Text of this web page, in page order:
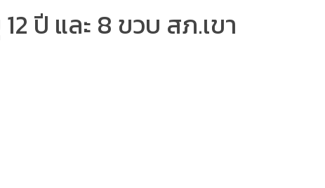
ปี และ 8 ขวบ สภ.เขา